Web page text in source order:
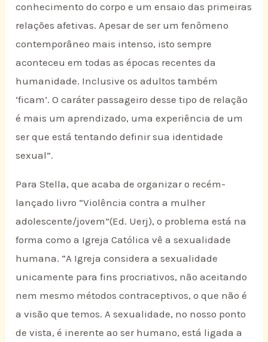
conhecimento do corpo e um ensaio das primeiras
relações afetivas. Apesar de ser um fenômeno
contemporâneo mais intenso, isto sempre
aconteceu em todas as épocas recentes da
humanidade. Inclusive os adultos também
‘ficam’. O caráter passageiro desse tipo de relação
é mais um aprendizado, uma experiência de um
ser que está tentando definir sua identidade
sexual”.
Para Stella, que acaba de organizar o recém-
lançado livro “Violência contra a mulher
adolescente/jovem”(Ed. Uerj), o problema está na
forma como a Igreja Católica vê a sexualidade
humana. “A Igreja considera a sexualidade
unicamente para fins procriativos, não aceitando
nem mesmo métodos contraceptivos, o que não é
a visão que temos. A sexualidade, no nosso ponto
de vista, é inerente ao ser humano, está ligada a